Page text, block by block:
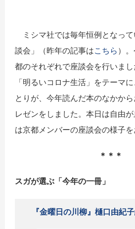
ミシマ社では毎年恒例となっ
談会」（昨年の記事はこちら ）
都のそれぞれで座談会を行いま
「明るいコロナ生活 」をテーマ
とりが、今年読んだ本のなかか
レゼンをしました。本日は自由
は京都メンバーの座談会の様子を
＊＊＊
スガが選ぶ「今年の一冊」
『金曜日の川柳』樋口由紀